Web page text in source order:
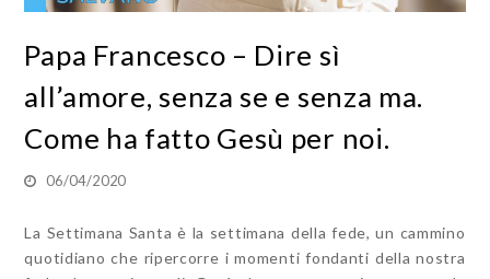
Papa Francesco – Dire sì
all’amore, senza se e senza ma.
Come ha fatto Gesù per noi.
06/04/2020
La Settimana Santa è la settimana della fede, un cammino
quotidiano che ripercorre i momenti fondanti della nostra